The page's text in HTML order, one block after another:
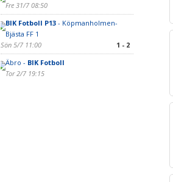
Fre 31/7 08:50
BIK Fotboll P13- Köpmanholmen-
Bjästa FF 1
Sön 5/7 11:00
1 - 2
Äbro - BIK Fotboll
Tor 2/7 19:15